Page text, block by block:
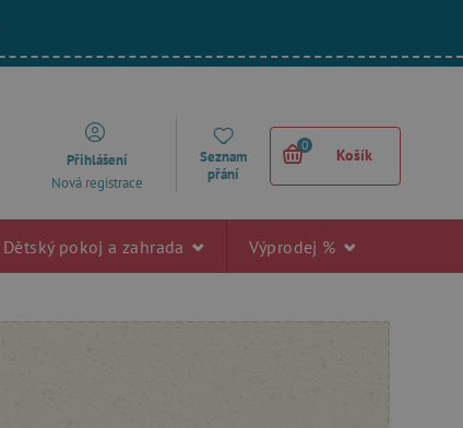
Přihlášení
Nová registrace
Seznam
přání
0
Košík
Dětský pokoj a zahrada Výprodej %